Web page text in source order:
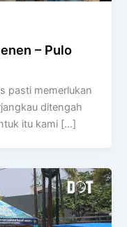
– Pulo
pasti memerlukan
ditengah
itu kami […]